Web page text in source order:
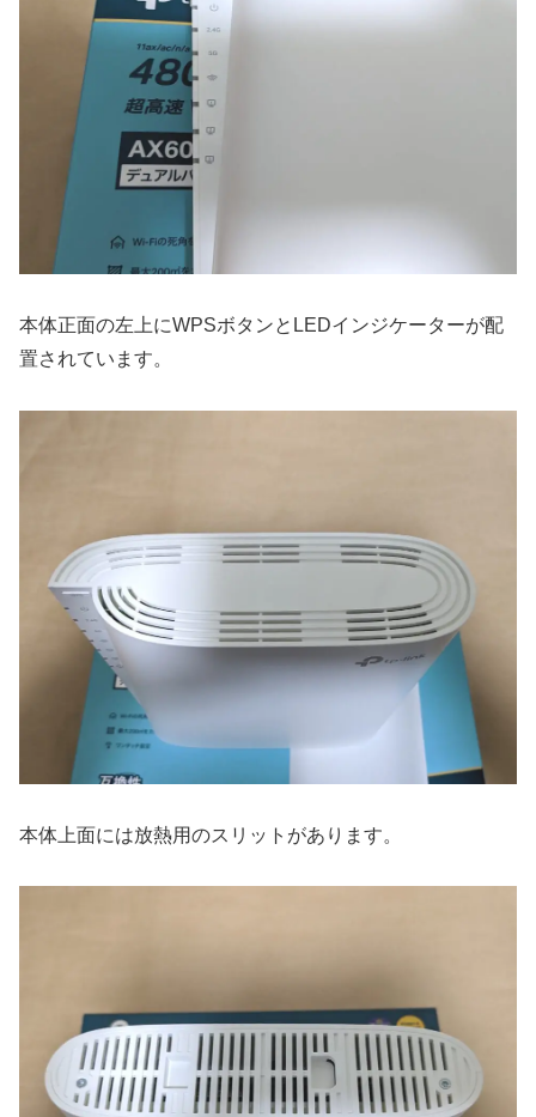
本体正面の左上にWPSボタンとLEDインジケーターが配
置されています。
本体上面には放熱用のスリットがあります。